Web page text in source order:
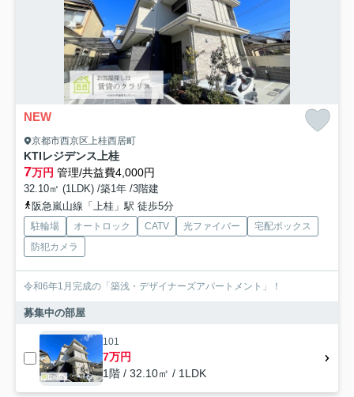
NEW
京都市西京区上桂西居町
KTIレジデンス上桂
7万円 管理/共益費4,000円
32.10㎡ (1LDK) /築1年 /3階建
阪急嵐山線「上桂」駅 徒歩5分
駐輪場 オートロック CATV 光ファイバー
宅配ボックス
防犯カメラ
令和6年1月完成の「築浅・デザイナーズアパートメント」！
募集中の部屋
101
7万円
1階 / 32.10㎡ / 1LDK